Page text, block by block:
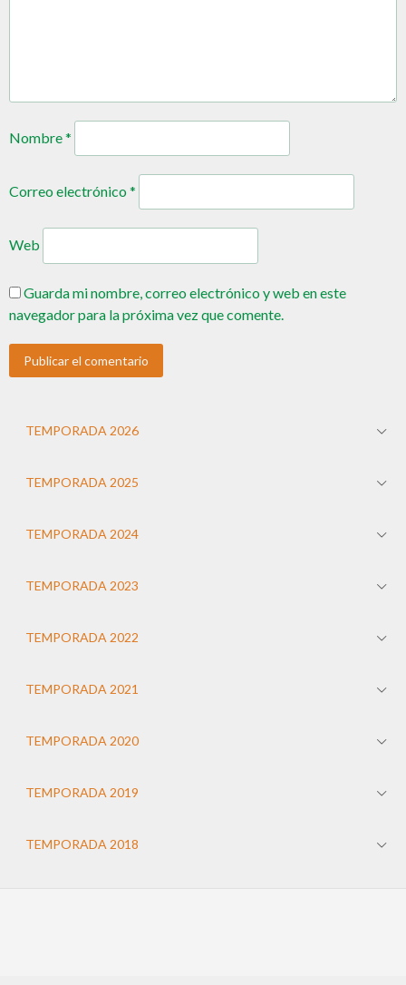
Nombre*
Correo electrónico*
Web
Guarda mi nombre, correo electrónico y web en este
navegador para la próxima vez que comente.
TEMPORADA 2026
TEMPORADA 2025
TEMPORADA 2024
TEMPORADA 2023
TEMPORADA 2022
TEMPORADA 2021
TEMPORADA 2020
TEMPORADA 2019
TEMPORADA 2018